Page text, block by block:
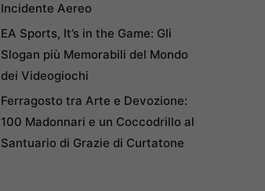
Incidente Aereo
EA Sports, It’s in the Game: Gli
Slogan più Memorabili del Mondo
dei Videogiochi
Ferragosto tra Arte e Devozione:
100 Madonnari e un Coccodrillo al
Santuario di Grazie di Curtatone